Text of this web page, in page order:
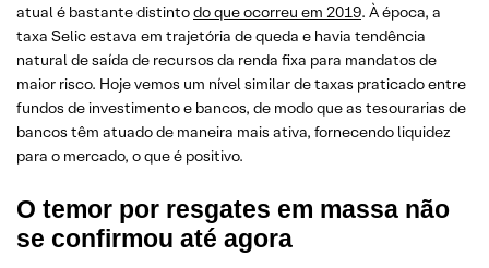
atual é bastante distintodo que ocorreu em 2019. À época, a
taxa Selic estava em trajetória de queda e havia tendência
natural de saída de recursos da renda fixa para mandatos de
maior risco. Hoje vemos um nível similar de taxas praticado entre
fundos de investimento e bancos, de modo que as tesourarias de
bancos têm atuado de maneira mais ativa, fornecendo liquidez
para o mercado, o que é positivo.
O temor por resgates em massa não
se confirmou até agora